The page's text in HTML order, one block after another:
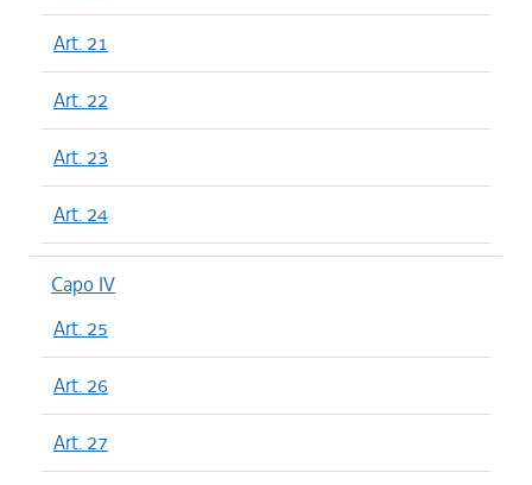
Art. 21
Art. 22
Art. 23
Art. 24
Capo IV
Art. 25
Art. 26
Art. 27